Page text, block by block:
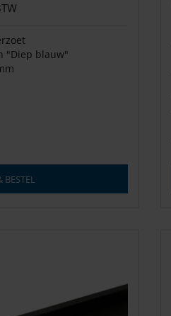
"Diep blauw"
BESTEL